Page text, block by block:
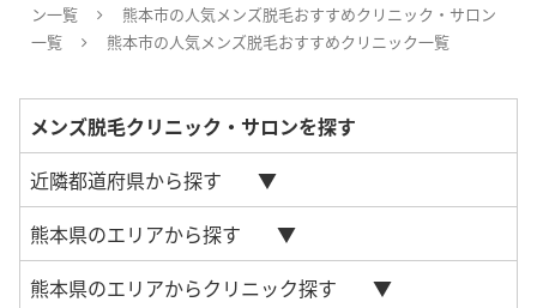
ン一覧
熊本市の人気メンズ脱毛おすすめクリニック・サロン
一覧
熊本市の人気メンズ脱毛おすすめクリニック一覧
メンズ脱毛クリニック・サロンを探す
近隣都道府県から探す
熊本県のエリアから探す
熊本県のエリアからクリニック探す